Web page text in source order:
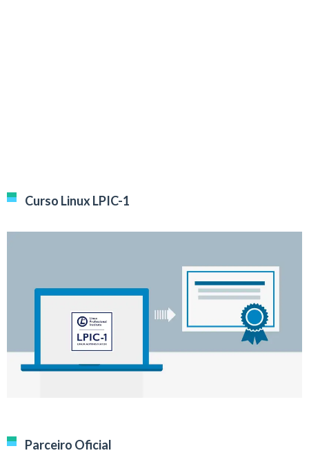
Curso Linux LPIC-1
Parceiro Oficial